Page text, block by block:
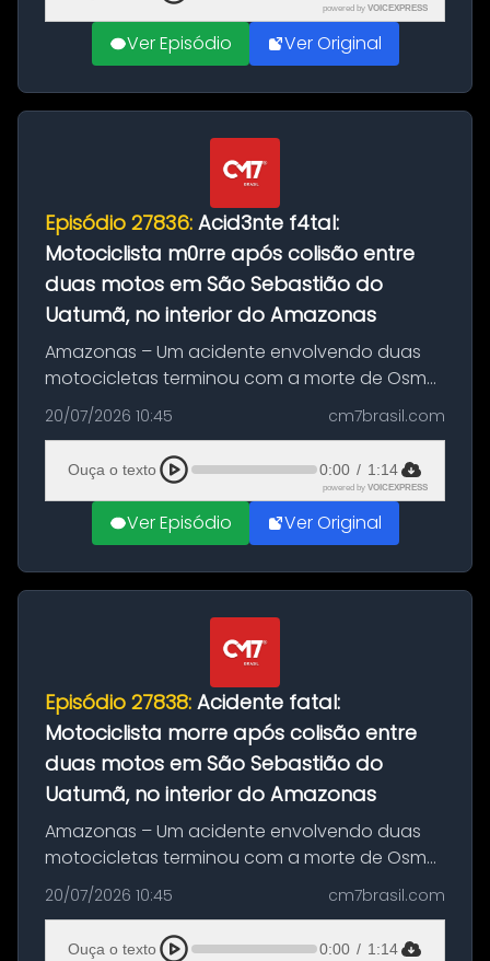
powered by VOICEXPRESS
Ver Episódio Ver Original
Episódio 27836: Acid3nte f4tal:
Motociclista m0rre após colisão entre
duas motos em São Sebastião do
Uatumã, no interior do Amazonas
Amazonas – Um acidente envolvendo duas
motocicletas terminou com a morte de Osmar
Figueiredo de Souza, de 38 anos, no município
de São Sebastião do Uatumã, no interior do
Amazonas. A colisão ocorreu n...
20/07/2026 10:45 cm7brasil.com
Ouça o texto 0:00 / 1:14
powered by VOICEXPRESS
Ver Episódio Ver Original
Episódio 27838: Acidente fatal:
Motociclista morre após colisão entre
duas motos em São Sebastião do
Uatumã, no interior do Amazonas
Amazonas – Um acidente envolvendo duas
motocicletas terminou com a morte de Osmar
Figueiredo de Souza, de 38 anos, no município
de São Sebastião do Uatumã, no interior do
Amazonas. A colisão ocorreu n...
20/07/2026 10:45 cm7brasil.com
Ouça o texto 0:00 / 1:14